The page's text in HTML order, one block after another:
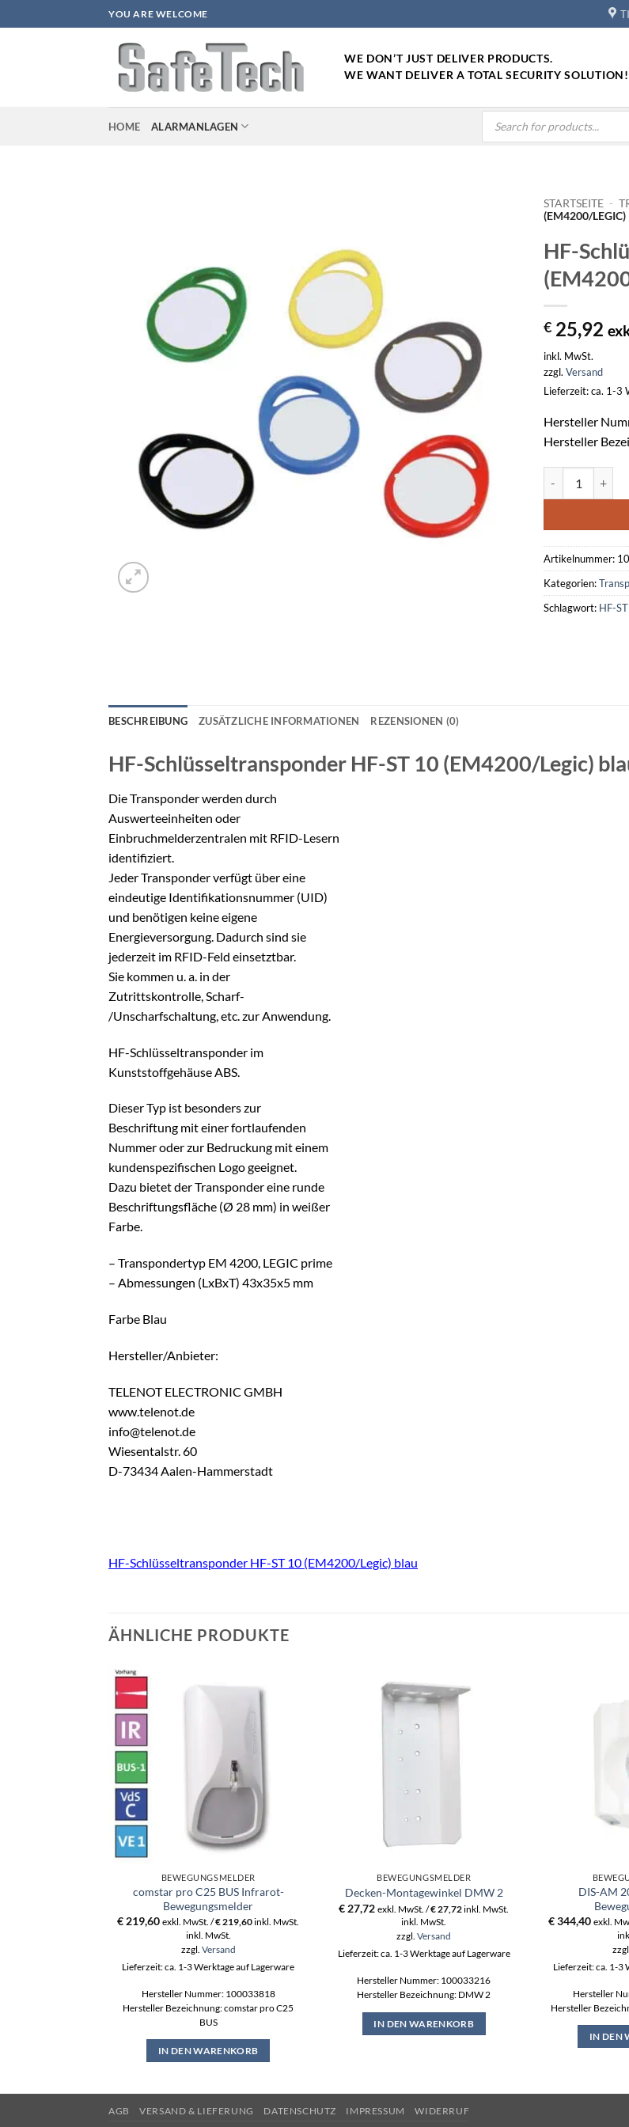
Inhalt
YOU ARE WELCOME
WE DON’T JUST DELIVER PRODUCTS.
WE WANT DELIVER A TOTAL SECURITY SOLUTION!
HOME ALARMANLAGEN
Products
search
STARTSEITE -
(EM4200/LEGIC)
HF-
€ 25,92
inkl. MwSt.
zzgl. Versand
Lieferzeit: ca. 1-3
Hersteller
Hersteller
Artikelnummer:
Kategorien:
Schlagwort: HF-
BESCHREIBUNG ZUSÄTZLICHE INFORMATIONEN REZENSIONEN (0)
HF-Schlüsseltransponder HF-ST 10 (EM4200/Legic)
Die Transponder werden durch
Auswerteeinheiten oder
Einbruchmelderzentralen mit RFID-Lesern
identifiziert.
Jeder Transponder verfügt über eine
eindeutige Identifikationsnummer (UID)
und benötigen keine eigene
Energieversorgung. Dadurch sind sie
jederzeit im RFID-Feld einsetztbar.
Sie kommen u. a. in der
Zutrittskontrolle, Scharf-
/Unscharfschaltung, etc. zur Anwendung.
HF-Schlüsseltransponder im
Kunststoffgehäuse ABS.
Dieser Typ ist besonders zur
Beschriftung mit einer fortlaufenden
Nummer oder zur Bedruckung mit einem
kundenspezifischen Logo geeignet.
Dazu bietet der Transponder eine runde
Beschriftungsfläche (Ø 28 mm) in weißer
Farbe.
– Transpondertyp EM 4200, LEGIC prime
– Abmessungen (LxBxT) 43x35x5 mm
Farbe Blau
Hersteller/Anbieter:
TELENOT ELECTRONIC GMBH
www.telenot.de
info@telenot.de
Wiesentalstr. 60
D-73434 Aalen-Hammerstadt
HF-Schlüsseltransponder HF-ST 10 (EM4200/Legic) blau
ÄHNLICHE PRODUKTE
BEWEGUNGSMELDER
comstar pro C25 BUS Infrarot-
Bewegungsmelder
€ 219,60 exkl. MwSt. /€ 219,60inkl. MwSt.
inkl. MwSt.
zzgl. Versand
Lieferzeit: ca. 1-3 Werktage auf Lagerware
Hersteller Nummer: 100033818
Hersteller Bezeichnung: comstar pro C25
BUS
IN DEN WARENKORB
BEWEGUNGSMELDER
Decken-Montagewinkel DMW 2
€ 27,72 exkl. MwSt. /€ 27,72inkl. MwSt.
inkl. MwSt.
zzgl.Versand
Lieferzeit: ca. 1-3 Werktage auf Lagerware
Hersteller Nummer: 100033216
Hersteller Bezeichnung: DMW 2
IN DEN WARENKORB
DIS-AM
€344,40 exkl.
zzgl.
Lieferzeit: ca. 1-3
Hersteller
Hersteller
IN DEN
AGB VERSAND & LIEFERUNG DATENSCHUTZ IMPRESSUM WIDERRUF